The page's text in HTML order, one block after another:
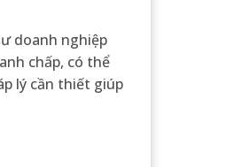
doanh nghiệp
chấp, có thể
lý cần thiết giúp